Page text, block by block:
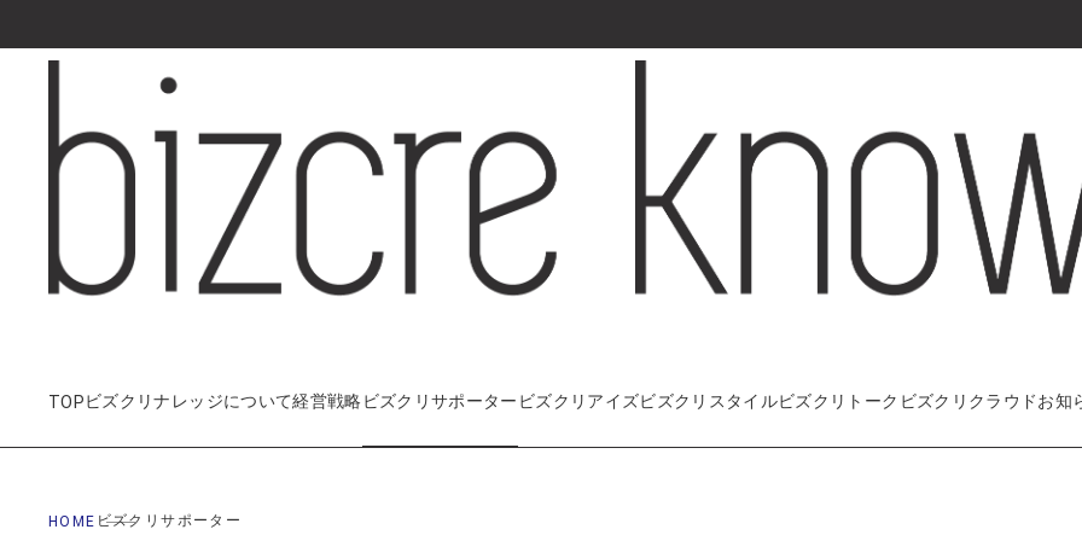
経営戦略ビズクリサポーター ビズクリアイズビズクリスタイルビズクリトーク ビズクリクラウドお知
ビズクリサポーター